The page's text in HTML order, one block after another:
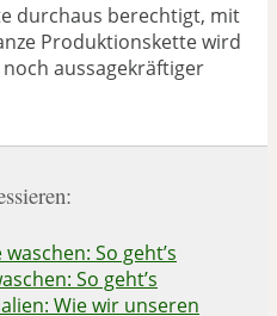
durchaus berechtigt, mit
Produktionskette wird
aussagekräftiger
So geht’s